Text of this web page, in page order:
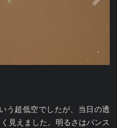
う超低空でしたが、当日の透
見えました。明るさはパンス